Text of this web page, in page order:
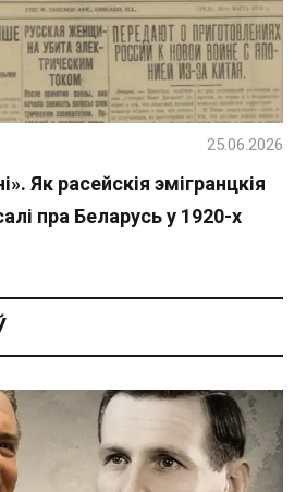
Як расейскія эмігранцкія
пра Беларусь у 1920-х
25.06.2026